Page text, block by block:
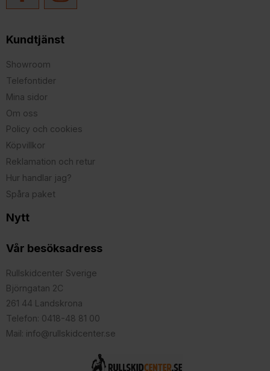
Kundtjänst
Showroom
Telefontider
Mina sidor
Om oss
Policy och cookies
Köpvillkor
Reklamation och retur
Hur handlar jag?
Spåra paket
Nytt
Vår besöksadress
Rullskidcenter Sverige
Björngatan 2C
261 44 Landskrona
Telefon: 0418-48 81 00
Mail: info@rullskidcenter.se